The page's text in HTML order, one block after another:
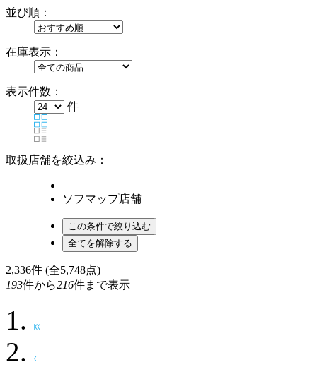
並び順：
在庫表示：
表示件数：
件
取扱店舗を絞込み：
ソフマップ店舗
2,336件 (全5,748点)
193件から216件まで表示